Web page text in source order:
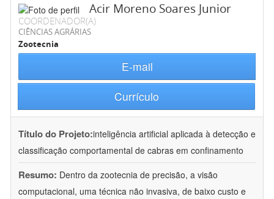
Acir Moreno Soares Junior
COORDENADOR(A)
CIÊNCIAS AGRÁRIAS
Zootecnia
E-mail
Currículo
Título do Projeto:inteligência artificial aplicada à detecção e
classificação comportamental de cabras em confinamento
Resumo: Dentro da zootecnia de precisão, a visão
computacional, uma técnica não invasiva, de baixo custo e